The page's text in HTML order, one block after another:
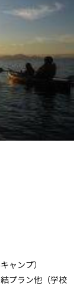
ャンプ）
プラン他（学校